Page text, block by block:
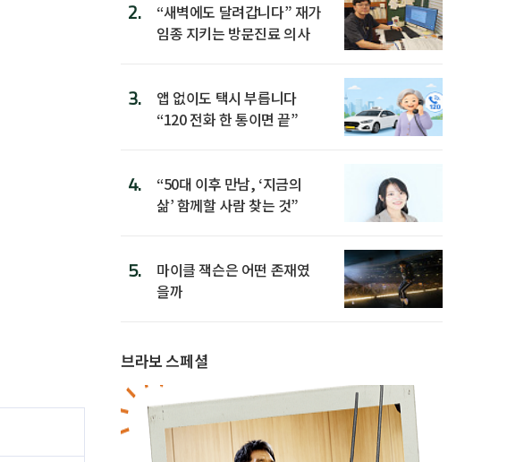
2.
“새벽에도 달려갑니다” 재가
임종 지키는 방문진료 의사
3.
앱 없이도 택시 부릅니다
“120 전화 한 통이면 끝”
4.
“50대 이후 만남, ‘지금의
삶’ 함께할 사람 찾는 것”
5.
마이클 잭슨은 어떤 존재였
을까
브라보 스페셜